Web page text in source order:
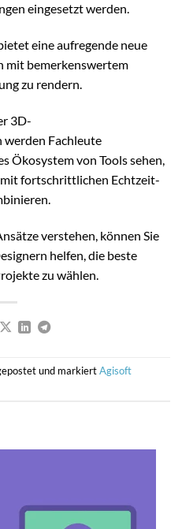
eingesetzt werden.
eine aufregende neue
mit bemerkenswertem
zu rendern.
3D-
Fachleute
Ökosystem von Tools sehen,
fortschrittlichen Echtzeit-
verstehen, können Sie
helfen, die beste
zu wählen.
und markiertAgisoft